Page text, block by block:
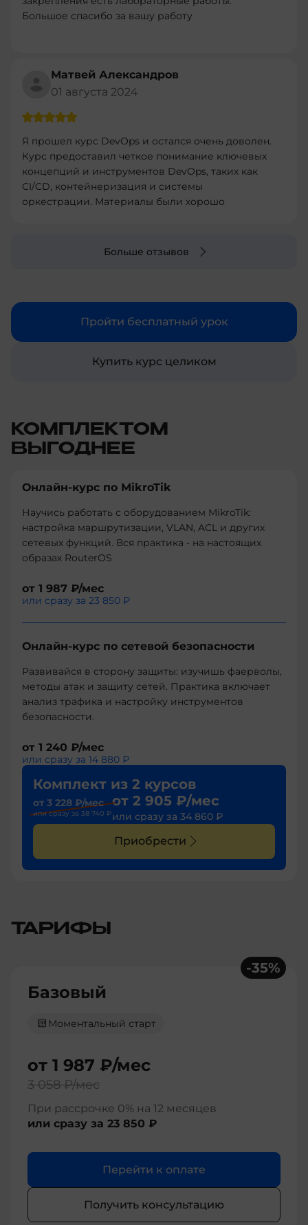
Большое спасибо за вашу работу
Матвей Александров
01 августа 2024
Я прошел курс DevOps и остался очень доволен.
Курс предоставил четкое понимание ключевых
концепций и инструментов DevOps, таких как
CI/CD, контейнеризация и системы
оркестрации. Материалы были хорошо
помогли закрепить теорию. Рекомендую этот
Больше отзывов
Пройти бесплатный урок
Купить курс целиком
КОМПЛЕКТОМ
ВЫГОДНЕЕ
Онлайн-курс по MikroTik
Научись работать с оборудованием MikroTik:
настройка маршрутизации, VLAN, ACL и других
сетевых функций. Вся практика - на настоящих
образах RouterOS
от 1 987 ₽/мес
или сразу за 23 850 ₽
Онлайн-курс по сетевой безопасности
Развивайся в сторону защиты: изучишь фаерволы,
методы атак и защиту сетей. Практика включает
анализ трафика и настройку инструментов
безопасности.
от 1 240 ₽/мес
или сразу за 14 880 ₽
Комплект из 2 курсов
от 3 228 ₽/мес
или сразу за 38 740 ₽
от 2 905 ₽/мес
или сразу за 34 860 ₽
Приобрести
ТАРИФЫ
-35%
Базовый
Моментальный старт
от 1 987 ₽/мес
3 058 ₽/мес
При рассрочке 0% на 12 месяцев
или сразу за 23 850 ₽
Перейти к оплате
Получить консультацию